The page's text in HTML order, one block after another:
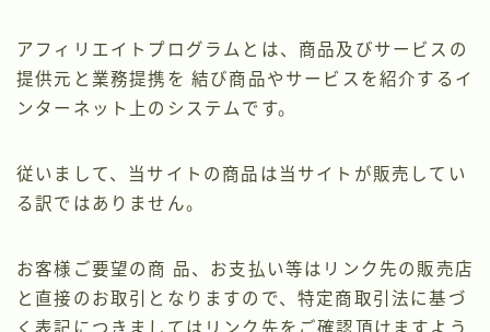
アフィリエイトプログラムとは、商品及びサービスの
提供元と業務提携を 結び商品やサービスを紹介するイ
ンターネット上のシステムです。
従いまして、当サイトの商品は当サイトが販売してい
る訳ではありません。
お客様ご要望の商 品、お支払い等はリンク先の販売店
と直接のお取引となりますので、特定商取引法に基づ
く表記につきましてはリンク先をご確認頂けますよう